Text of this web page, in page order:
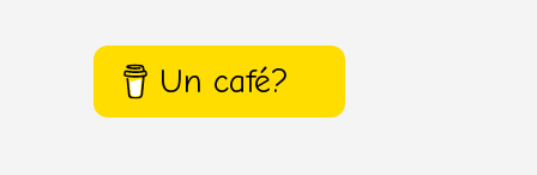
Un café?